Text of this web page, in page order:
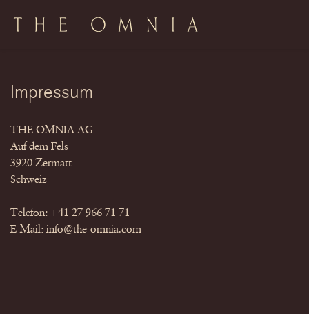
Impressum
THE OMNIA AG
Auf dem Fels
3920 Zermatt
Schweiz
Telefon: +41 27 966 71 71
E-Mail: info@the-omnia.com